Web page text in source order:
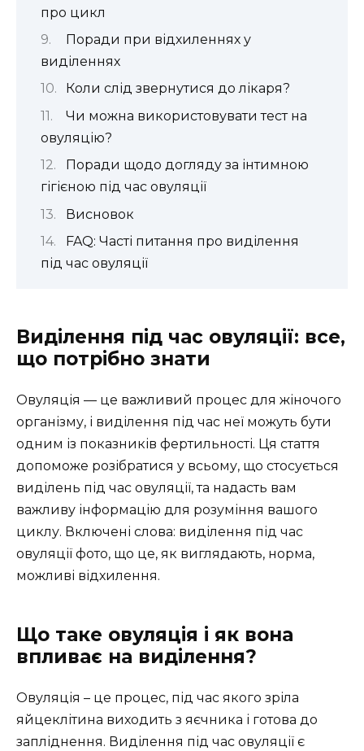
про цикл
Поради при відхиленнях у
виділеннях
Коли слід звернутися до лікаря?
Чи можна використовувати тест на
овуляцію?
Поради щодо догляду за інтимною
гігієною під час овуляції
Висновок
FAQ: Часті питання про виділення
під час овуляції
Виділення під час овуляції: все,
що потрібно знати
Овуляція — це важливий процес для жіночого
організму, і виділення під час неї можуть бути
одним із показників фертильності. Ця стаття
допоможе розібратися у всьому, що стосується
виділень під час овуляції, та надасть вам
важливу інформацію для розуміння вашого
циклу. Включені слова: виділення під час
овуляції фото, що це, як виглядають, норма,
можливі відхилення.
Що таке овуляція і як вона
впливає на виділення?
Овуляція – це процес, під час якого зріла
яйцеклітина виходить з яєчника і готова до
запліднення. Виділення під час овуляції є